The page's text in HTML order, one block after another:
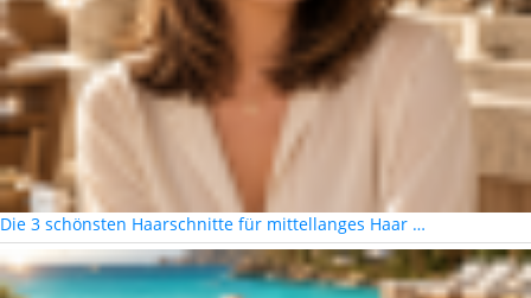
Die 3 schönsten Haarschnitte für mittellanges Haar …